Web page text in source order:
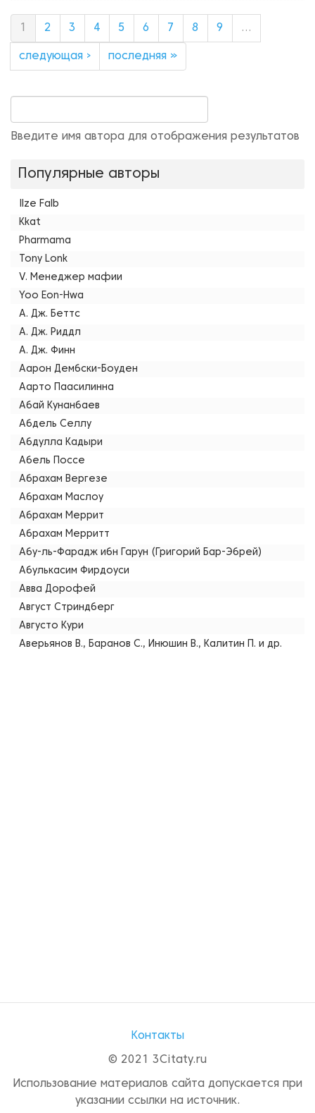
2 3 4 5 6 7 8 9 …
следующая › последняя »
Введите имя автора для отображения результатов
Популярные авторы
Ilze Falb
Kkat
Pharmama
Tony Lonk
V. Менеджер мафии
Yoo Eon-Hwa
А. Дж. Беттс
А. Дж. Риддл
А. Дж. Финн
Аарон Дембски-Боуден
Аарто Паасилинна
Абай Кунанбаев
Абдель Селлу
Абдулла Кадыри
Абель Поссе
Абрахам Вергезе
Абрахам Маслоу
Абрахам Меррит
Абрахам Мерритт
Абу-ль-Фарадж ибн Гарун (Григорий Бар-Эбрей)
Абулькасим Фирдоуси
Авва Дорофей
Август Стриндберг
Августо Кури
Аверьянов В., Баранов С., Инюшин В., Калитин П. и др.
Контакты
© 2021 3Citaty.ru
Использование материалов сайта допускается при
указании ссылки на источник.